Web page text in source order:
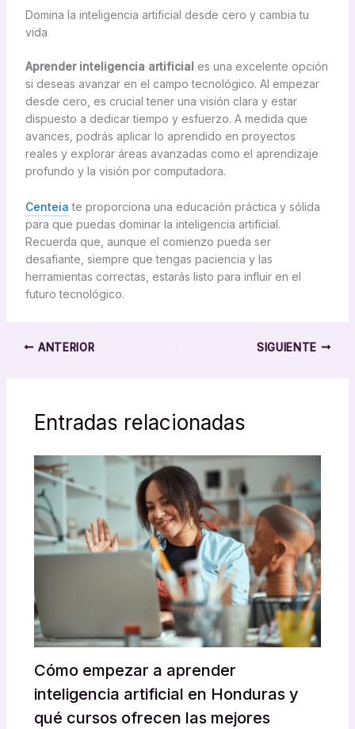
Domina la inteligencia artificial desde cero y cambia tu
vida
Aprender inteligencia artificial es una excelente opción
si deseas avanzar en el campo tecnológico. Al empezar
desde cero, es crucial tener una visión clara y estar
dispuesto a dedicar tiempo y esfuerzo. A medida que
avances, podrás aplicar lo aprendido en proyectos
reales y explorar áreas avanzadas como el aprendizaje
profundo y la visión por computadora.
Centeia te proporciona una educación práctica y sólida
para que puedas dominar la inteligencia artificial.
Recuerda que, aunque el comienzo pueda ser
desafiante, siempre que tengas paciencia y las
herramientas correctas, estarás listo para influir en el
futuro tecnológico.
ANTERIOR SIGUIENTE
Entradas relacionadas
Cómo empezar a aprender
inteligencia artificial en Honduras y
qué cursos ofrecen las mejores